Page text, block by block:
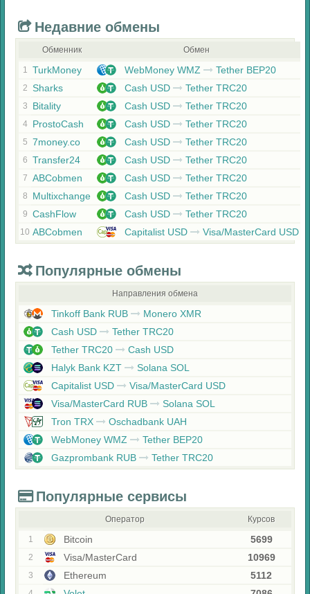
Недавние обмены
Обменник Обмен
1 TurkMoney WebMoney WMZ Tether BEP20
2 Sharks Cash USD Tether TRC20
3 Bitality Cash USD Tether TRC20
4 ProstoCash Cash USD Tether TRC20
5 7money.co Cash USD Tether TRC20
6 Transfer24 Cash USD Tether TRC20
7 ABCobmen Cash USD Tether TRC20
8 Multixchange Cash USD Tether TRC20
9 CashFlow Cash USD Tether TRC20
10 ABCobmen Capitalist USD Visa/MasterCard USD
Популярные обмены
Направления обмена
Tinkoff Bank RUB
Monero XMR
Cash USD
Tether TRC20
Tether TRC20
Cash USD
Halyk Bank KZT
Solana SOL
Capitalist USD
Visa/MasterCard USD
Visa/MasterCard RUB
Solana SOL
Tron TRX
Oschadbank UAH
WebMoney WMZ
Tether BEP20
Gazprombank RUB
Tether TRC20
Популярные сервисы
Оператор Курсов
1 Bitcoin 5699
2 Visa/MasterCard 10969
3 Ethereum 5112